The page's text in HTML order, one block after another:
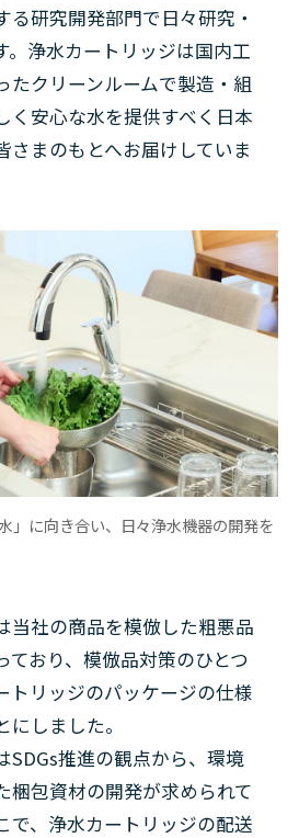
る研究開発部門で日々研究・
。浄水カートリッジは国内工
たクリーンルームで製造・組
く安心な水を提供すべく日本
さまのもとへお届けしていま
」に向き合い、日々浄水機器の開発を
当社の商品を模倣した粗悪品
ており、模倣品対策のひとつ
トリッジのパッケージの仕様
しました。
SDGs推進の観点から、環境
梱包資材の開発が求められて
で、浄水カートリッジの配送